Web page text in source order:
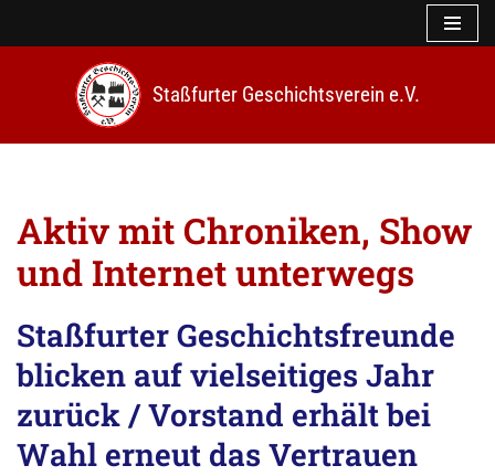
n
t
p
i
n
g
e
n
Staßfurter Geschichtsverein e.V.
Aktiv mit Chroniken, Show
und Internet unterwegs
Staßfurter Geschichtsfreunde
blicken auf vielseitiges Jahr
zurück / Vorstand erhält bei
Wahl erneut das Vertrauen